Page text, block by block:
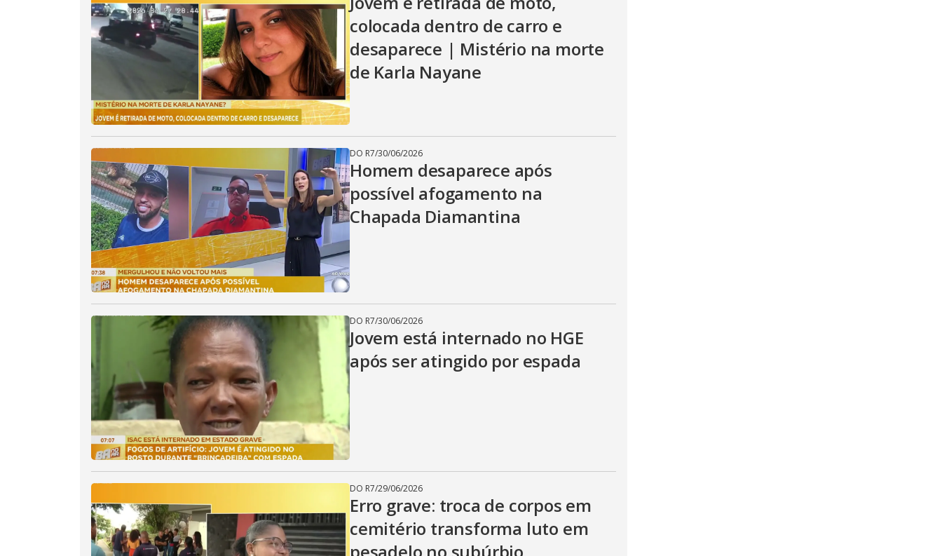
colocada dentro de carro e
desaparece | Mistério na morte
de Karla Nayane
DO R7/30/06/2026
Homem desaparece após
possível afogamento na
Chapada Diamantina
DO R7/30/06/2026
Jovem está internado no HGE
após ser atingido por espada
DO R7/29/06/2026
Erro grave: troca de corpos em
cemitério transforma luto em